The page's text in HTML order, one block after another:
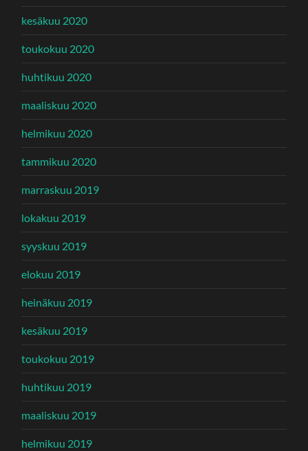
kesäkuu 2020
toukokuu 2020
huhtikuu 2020
maaliskuu 2020
helmikuu 2020
tammikuu 2020
marraskuu 2019
lokakuu 2019
syyskuu 2019
elokuu 2019
heinäkuu 2019
kesäkuu 2019
toukokuu 2019
huhtikuu 2019
maaliskuu 2019
helmikuu 2019